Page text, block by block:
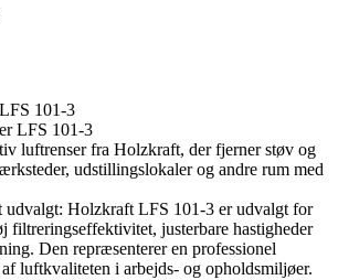
101-3
luftrenser fra Holzkraft, der fjerner støv og
udstillingslokaler og andre rum med
udvalgt: Holzkraft LFS 101-3 er udvalgt for
filtreringseffektivitet, justerbare hastigheder
Den repræsenterer en professionel
luftkvaliteten i arbejds- og opholdsmiljøer.